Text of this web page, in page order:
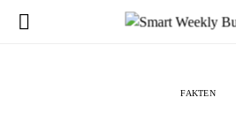
FAKTEN